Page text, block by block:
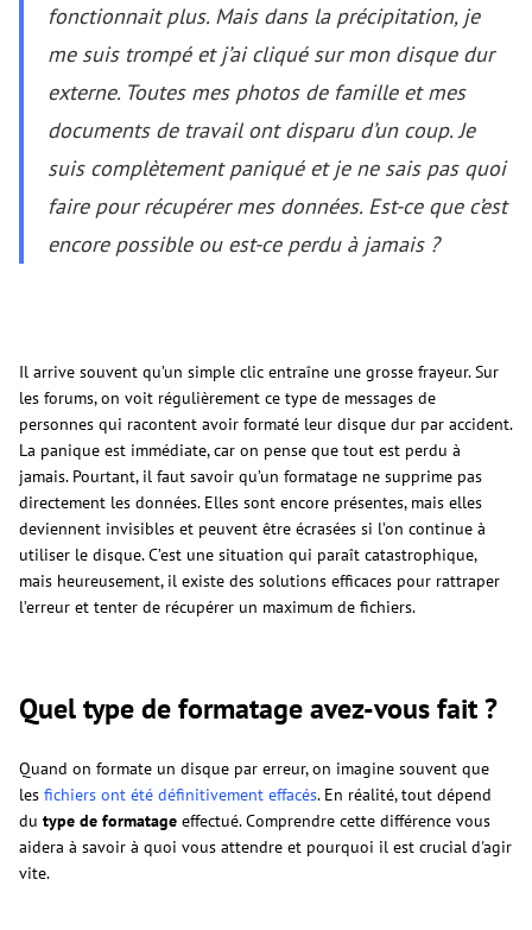
fonctionnait plus. Mais dans la précipitation, je
me suis trompé et j’ai cliqué sur mon disque dur
externe. Toutes mes photos de famille et mes
documents de travail ont disparu d’un coup. Je
suis complètement paniqué et je ne sais pas quoi
faire pour récupérer mes données. Est-ce que c’est
encore possible ou est-ce perdu à jamais ?
Il arrive souvent qu’un simple clic entraîne une grosse frayeur. Sur
les forums, on voit régulièrement ce type de messages de
personnes qui racontent avoir formaté leur disque dur par accident.
La panique est immédiate, car on pense que tout est perdu à
jamais. Pourtant, il faut savoir qu’un formatage ne supprime pas
directement les données. Elles sont encore présentes, mais elles
deviennent invisibles et peuvent être écrasées si l’on continue à
utiliser le disque. C’est une situation qui paraît catastrophique,
mais heureusement, il existe des solutions efficaces pour rattraper
l’erreur et tenter de récupérer un maximum de fichiers.
Quel type de formatage avez-vous fait ?
Quand on formate un disque par erreur, on imagine souvent que
les fichiers ont été définitivement effacés. En réalité, tout dépend
du type de formatage effectué. Comprendre cette différence vous
aidera à savoir à quoi vous attendre et pourquoi il est crucial d'agir
vite.